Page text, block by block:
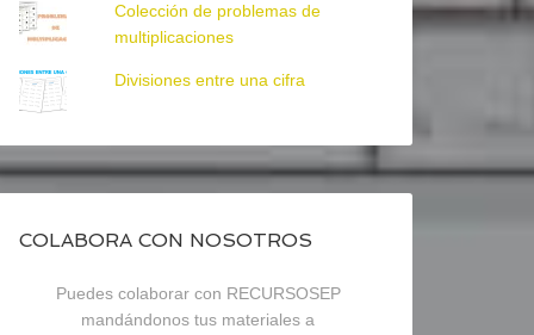
Colección de problemas de
multiplicaciones
Divisiones entre una cifra
COLABORA CON NOSOTROS
Puedes colaborar con RECURSOSEP
mandándonos tus materiales a